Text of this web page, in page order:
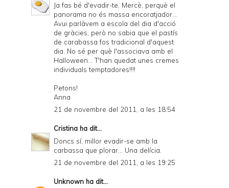
Ja fas bé d'evadir-te, Mercè, perquè el
panorama no és massa encoratjador...
Avui parlàvem a escola del dia d'acció
de gràcies, però no sabia que el pastís
de carabassa fos tradicional d'aquest
dia. No sé per què l'associava amb el
Halloween... T'han quedat unes cremes
individuals temptadores!!!!
Petons!
Anna
21 de novembre del 2011, a les 18:54
Cristina ha dit...
Doncs sí, millor evadir-se amb la
carbassa que plorar... Una delícia.
21 de novembre del 2011, a les 19:25
Unknown ha dit...